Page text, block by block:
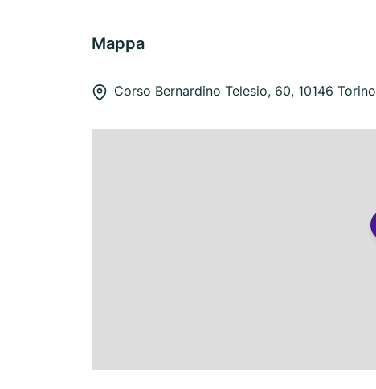
Mappa
Corso Bernardino Telesio, 60, 10146 Torino